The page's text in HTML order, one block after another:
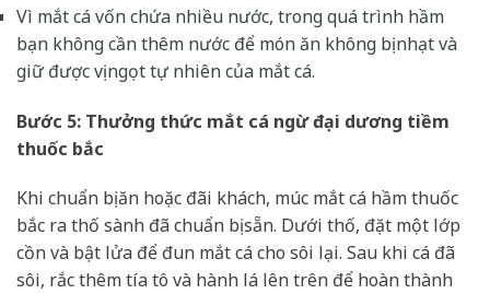
Vì mắt cá vốn chứa nhiều nước, trong quá trình hầm
bạn không cần thêm nước để món ăn không bị nhạt và
giữ được vị ngọt tự nhiên của mắt cá.
Bước 5: Thưởng thức mắt cá ngừ đại dương tiềm
thuốc bắc
Khi chuẩn bị ăn hoặc đãi khách, múc mắt cá hầm thuốc
bắc ra thố sành đã chuẩn bị sẵn. Dưới thố, đặt một lớp
cồn và bật lửa để đun mắt cá cho sôi lại. Sau khi cá đã
sôi, rắc thêm tía tô và hành lá lên trên để hoàn thành